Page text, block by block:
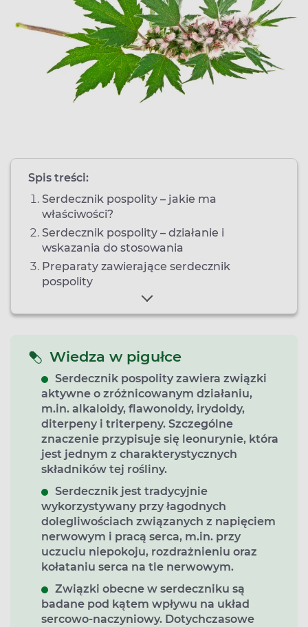
Spis treści:
Serdecznik pospolity – jakie ma
właściwości?
Serdecznik pospolity – działanie i
wskazania do stosowania
Preparaty zawierające serdecznik
pospolity
Wiedza w pigułce
Serdecznik pospolity zawiera związki
aktywne o zróżnicowanym działaniu,
m.in. alkaloidy, flawonoidy, irydoidy,
diterpeny i triterpeny. Szczególne
znaczenie przypisuje się leonurynie, która
jest jednym z charakterystycznych
składników tej rośliny.
Serdecznik jest tradycyjnie
wykorzystywany przy łagodnych
dolegliwościach związanych z napięciem
nerwowym i pracą serca, m.in. przy
uczuciu niepokoju, rozdrażnieniu oraz
kołataniu serca na tle nerwowym.
Związki obecne w serdeczniku są
badane pod kątem wpływu na układ
sercowo-naczyniowy. Dotychczasowe